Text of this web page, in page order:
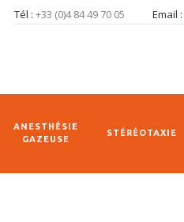
Tél : +33 (0)4 84 49 70 05 Email :
ANESTHÉSIE
GAZEUSE
STÉRÉOTAXIE